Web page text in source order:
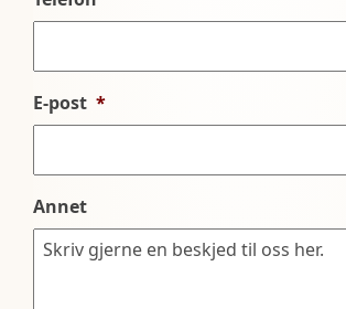
E-post *
Annet